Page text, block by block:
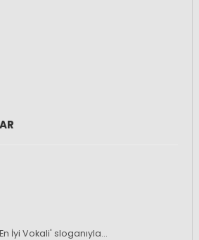
İyi Vokali' sloganıyla…